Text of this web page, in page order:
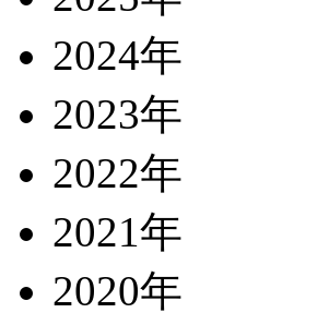
2024年
2023年
2022年
2021年
2020年